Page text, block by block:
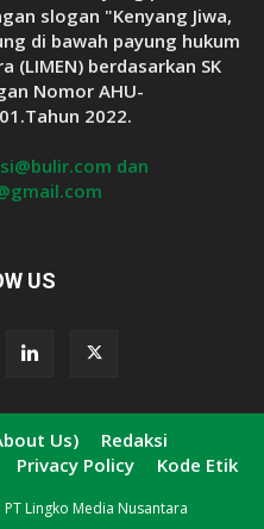
slogan "Kenyang Jiwa,
di bawah payung hukum
(LIMEN) berdasarkan SK
Nomor AHU-
2022.
dan
US
Us)
Redaksi
Privacy Policy Kode Etik
Lingko Media Nusantara